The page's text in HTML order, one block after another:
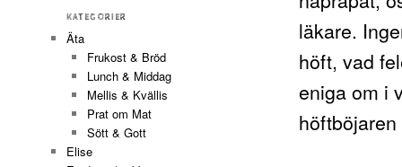
läkare.
höft, vad
eniga om i
KATEGORIER
Äta
Frukost & Bröd
Lunch & Middag
Mellis & Kvällis
Prat om Mat
Sött & Gott
Elise